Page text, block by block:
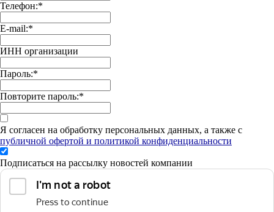
Телефон:*
E-mail:*
ИНН организации
Пароль:*
Повторите пароль:*
Я согласен на обработку персональных данных, а также с
публичной офертой и политикой конфиденциальности
Подписаться на рассылку новостей компании